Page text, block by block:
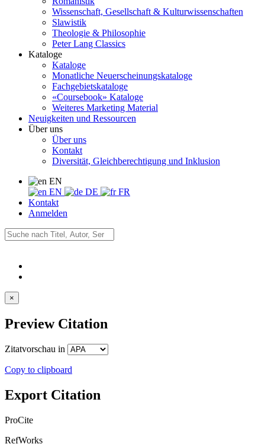
Wissenschaft, Gesellschaft & Kulturwissenschaften
Slawistik
Theologie & Philosophie
Peter Lang Classics
Kataloge
Kataloge
Monatliche Neuerscheinungskataloge
Fachgebietskataloge
«Coursebook» Kataloge
Weiteres Marketing Material
Neuigkeiten und Ressourcen
Über uns
Über uns
Kontakt
Diversität, Gleichberechtigung und Inklusion
EN
EN
DE
FR
Kontakt
Anmelden
×
Preview Citation
Zitatvorschau in
Copy to clipboard
Export Citation
ProCite
RefWorks